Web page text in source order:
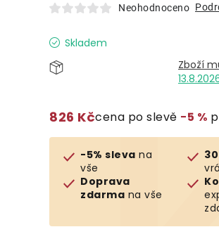
Neohodnoceno
Skladem
826 Kčcena po slevě −5 %
-5% sleva na
vše
Doprava
zdarma na vše